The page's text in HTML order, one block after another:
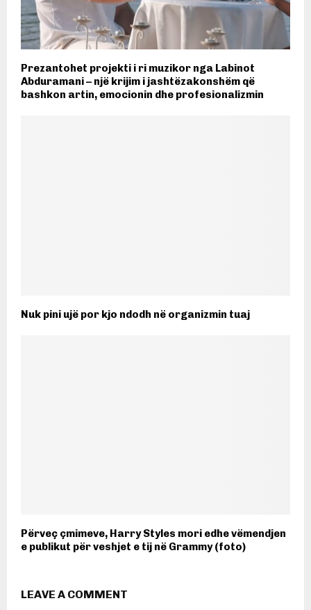
Prezantohet projekti i ri muzikor nga Labinot
Abduramani – një krijim i jashtëzakonshëm që
bashkon artin, emocionin dhe profesionalizmin
Nuk pini ujë por kjo ndodh në organizmin tuaj
Përveç çmimeve, Harry Styles mori edhe vëmendjen
e publikut për veshjet e tij në Grammy (foto)
LEAVE A COMMENT